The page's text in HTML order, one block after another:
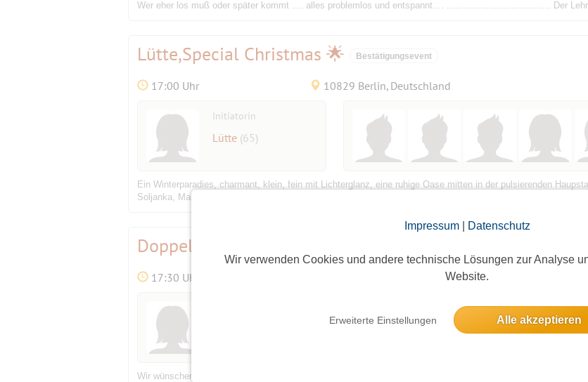
Impressum| Datenschutz
Wir verwenden Cookies und andere technische Lösungen zur Analyse
Website.
Erweiterte Einstellungen Alle akzeptieren
Wer eher los muß oder später kommt .... alles problemlos und entspannt.... ..................................... Der
Lütte,Special Christmas 🌟 Bestätigungsevent
17:00 Uhr 10829 Berlin, Deutschland
Initiatorin
Lütte (65)
Ein Winterparadies, charmant, klein, fein mit Lichterglanz, eine ruhige Oase mitten in der pulsierenden
Soljanka, Maronensuppe, Gänsekeule mit Rotkohl-Kimchi und Kartoffelklößen, Hausgemachte
Doppelkopf
17:30 Uhr Caligaripl. 1, 13086 Berlin, Deutschland
2 Anmeldungen
Wir wünschen uns einen unterhaltsamen Abend mit angenehmen Menschen, mit einer gewissen